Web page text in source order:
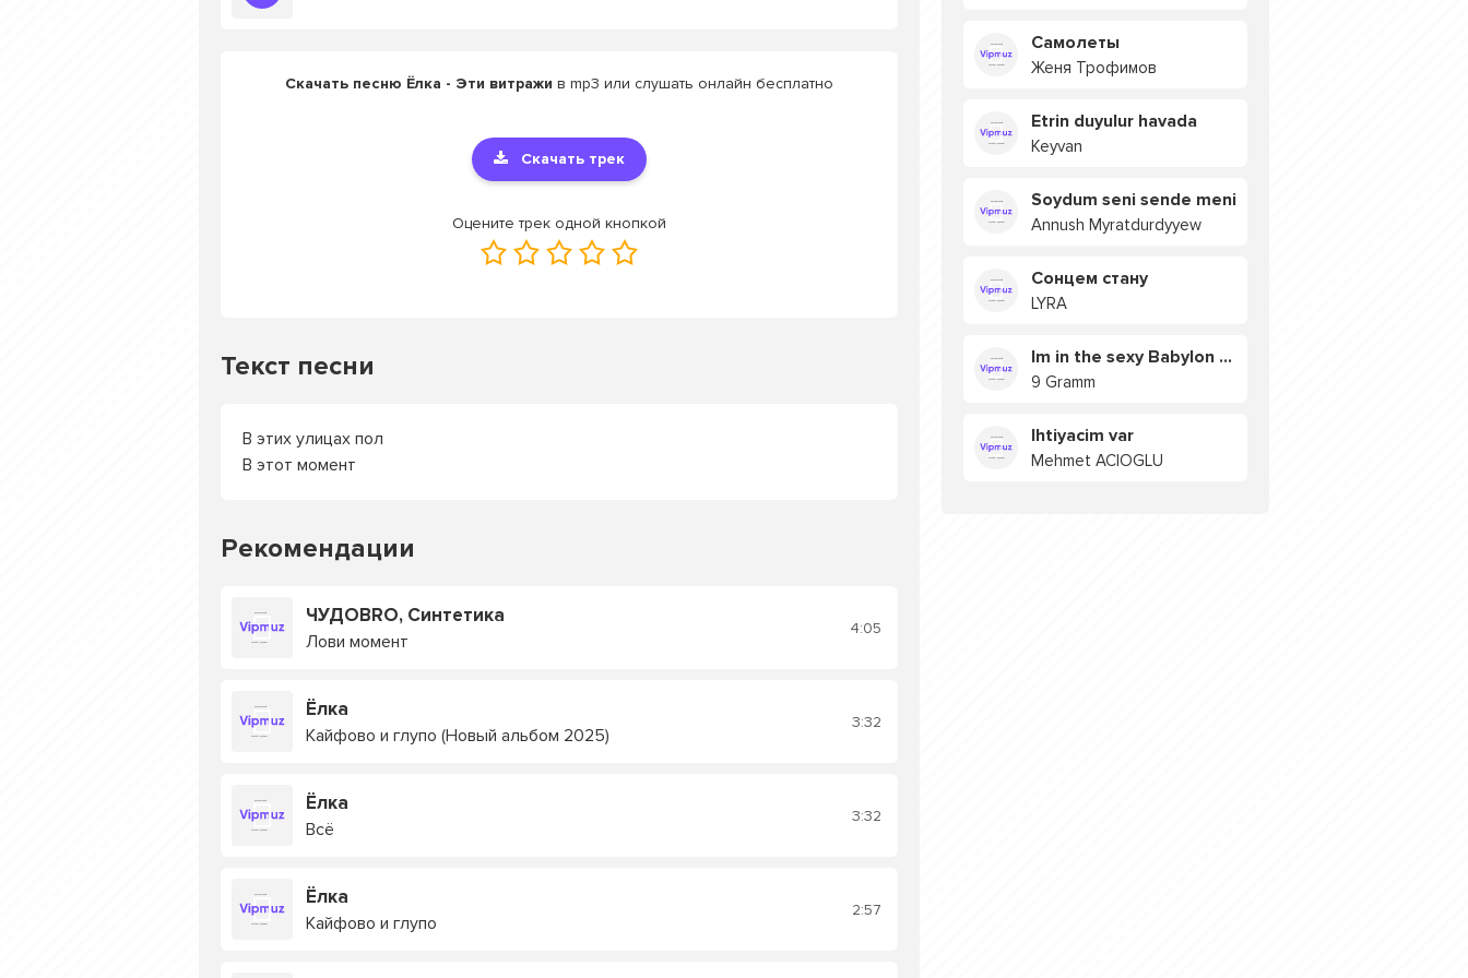
Скачать песню Ёлка - Эти витражи в mp3 или слушать онлайн бесплатно
Скачать трек
Оцените трек одной кнопкой
Текст песни
В этих улицах пол
В этот момент
Рекомендации
ЧУДОBRO, Синтетика
Лови момент
4:05
Ёлка
Кайфово и глупо (Новый альбом 2025)
3:32
Ёлка
Всё
3:32
Ёлка
Кайфово и глупо
2:57
Самолеты
Женя Трофимов
Etrin duyulur havada
Keyvan
Soydum seni sende meni
Annush Myratdurdyyew
Сонцем стану
LYRA
Im in the sexy Babylon БУЯ
9 Gramm
Ihtiyacim var
Mehmet ACIOGLU